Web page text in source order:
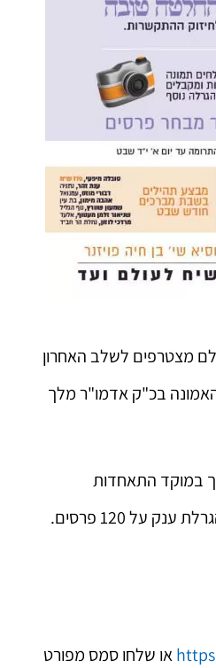
מצטרפים לשלב האחרון
בכ"ק אדמו"ר מלך
במוקד התאחדות
על 120 פרסים.
או שלחו סמס מפורט